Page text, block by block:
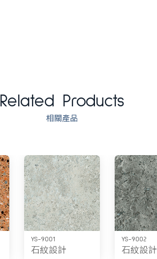
Related Products
相關產品
YS-9001
石紋設計
YS-9002
石紋設計